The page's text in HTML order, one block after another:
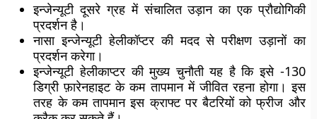
इन्जेन्यूटी दूसरे ग्रह में संचालित उड़ान का एक प्रौद्योगिकी
प्रदर्शन है।
नासा इन्जेन्यूटी हेलीकॉप्टर की मदद से परीक्षण उड़ानों का
प्रदर्शन करेगा।
इन्जेन्यूटी हेलीकाप्टर की मुख्य चुनौती यह है कि इसे -130
डिग्री फ़ारेनहाइट के कम तापमान में जीवित रहना होगा। इस
तरह के कम तापमान इस क्राफ्ट पर बैटरियों को फ्रीज और